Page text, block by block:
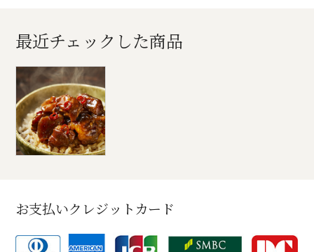
最近チェックした商品
お支払いクレジットカード